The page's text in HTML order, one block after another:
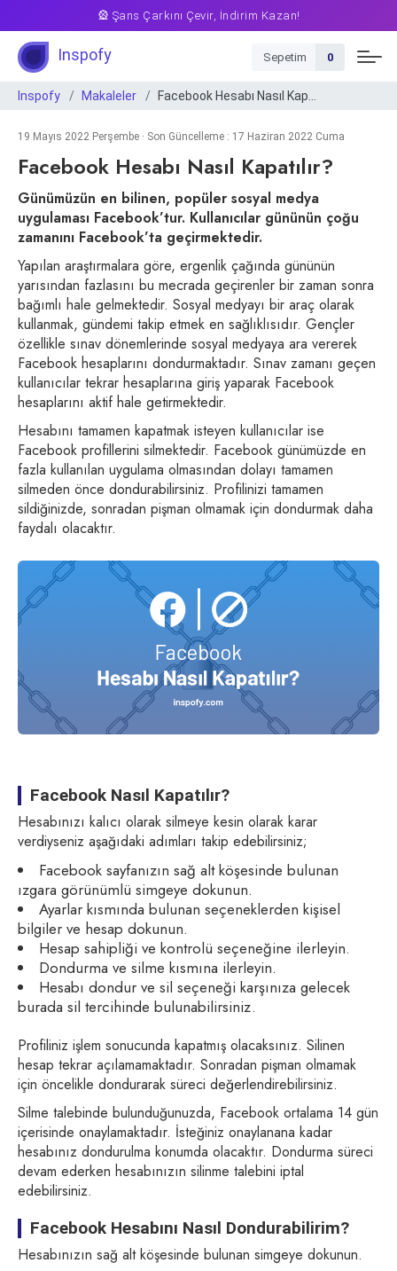
🎡 Şans Çarkını Çevir, İndirim Kazan!
Inspofy Sepetim 0
Inspofy Makaleler Facebook Hesabı Nasıl Kapatılır?
19 Mayıs 2022 Perşembe · Son Güncelleme : 17 Haziran 2022 Cuma
Facebook Hesabı Nasıl Kapatılır?
Günümüzün en bilinen, popüler sosyal medya
uygulaması Facebook’tur. Kullanıcılar gününün çoğu
zamanını Facebook’ta geçirmektedir.
Yapılan araştırmalara göre, ergenlik çağında gününün
yarısından fazlasını bu mecrada geçirenler bir zaman sonra
bağımlı hale gelmektedir. Sosyal medyayı bir araç olarak
kullanmak, gündemi takip etmek en sağlıklısıdır. Gençler
özellikle sınav dönemlerinde sosyal medyaya ara vererek
Facebook hesaplarını dondurmaktadır. Sınav zamanı geçen
kullanıcılar tekrar hesaplarına giriş yaparak Facebook
hesaplarını aktif hale getirmektedir.
Hesabını tamamen kapatmak isteyen kullanıcılar ise
Facebook profillerini silmektedir. Facebook günümüzde en
fazla kullanılan uygulama olmasından dolayı tamamen
silmeden önce dondurabilirsiniz. Profilinizi tamamen
sildiğinizde, sonradan pişman olmamak için dondurmak daha
faydalı olacaktır.
Facebook Nasıl Kapatılır?
Hesabınızı kalıcı olarak silmeye kesin olarak karar
verdiyseniz aşağıdaki adımları takip edebilirsiniz;
Facebook sayfanızın sağ alt köşesinde bulunan
ızgara görünümlü simgeye dokunun.
Ayarlar kısmında bulunan seçeneklerden kişisel
bilgiler ve hesap dokunun.
Hesap sahipliği ve kontrolü seçeneğine ilerleyin.
Dondurma ve silme kısmına ilerleyin.
Hesabı dondur ve sil seçeneği karşınıza gelecek
burada sil tercihinde bulunabilirsiniz.
Profiliniz işlem sonucunda kapatmış olacaksınız. Silinen
hesap tekrar açılamamaktadır. Sonradan pişman olmamak
için öncelikle dondurarak süreci değerlendirebilirsiniz.
Silme talebinde bulunduğunuzda, Facebook ortalama 14 gün
içerisinde onaylamaktadır. İsteğiniz onaylanana kadar
hesabınız dondurulma konumda olacaktır. Dondurma süreci
devam ederken hesabınızın silinme talebini iptal
edebilirsiniz.
Facebook Hesabını Nasıl Dondurabilirim?
Hesabınızın sağ alt köşesinde bulunan simgeye dokunun.